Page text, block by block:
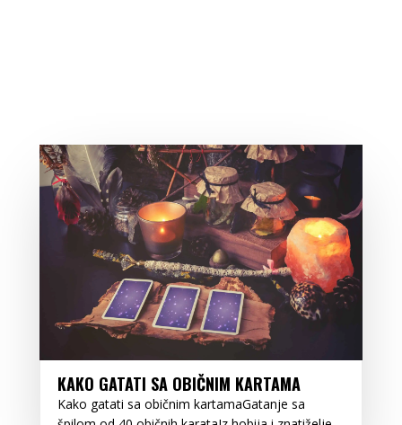
KAKO GATATI SA OBIČNIM KARTAMA
Kako gatati sa običnim kartamaGatanje sa